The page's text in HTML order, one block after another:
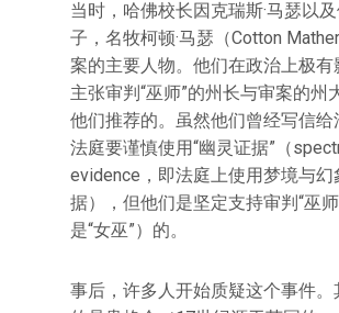
当时，哈佛校长因克瑞斯·马瑟以
子，名牧柯顿·马瑟（Cotton
案的主要人物。他们在政治上极有
主张审判“巫师”的州长与审案的州
他们推荐的。虽然他们曾经写信给
法庭要谨慎使用“幽灵证据”（
evidence，即法庭上使用梦境与幻
据），但他们是坚定支持审判“巫
是“女巫”）的。
事后，许多人开始质疑这个事件。